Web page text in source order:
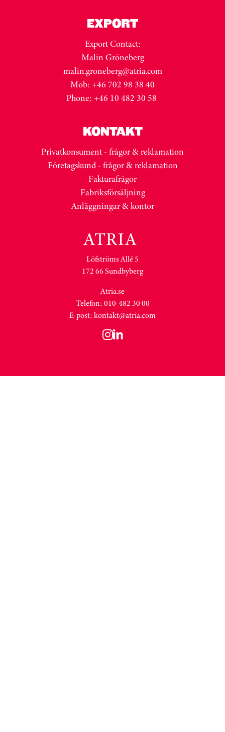
EXPORT
Export Contact:
Malin Gröneberg
malin.groneberg@atria.com
Mob: +46 702 98 38 40
Phone: +46 10 482 30 58
KONTAKT
Privatkonsument - frågor & reklamation
Företagskund - frågor & reklamation
Fakturafrågor
Fabriksförsäljning
Anläggningar & kontor
Löfströms Allé 5
172 66 Sundbyberg
Atria.se
Telefon: 010-482 30 00
E-post: kontakt@atria.com